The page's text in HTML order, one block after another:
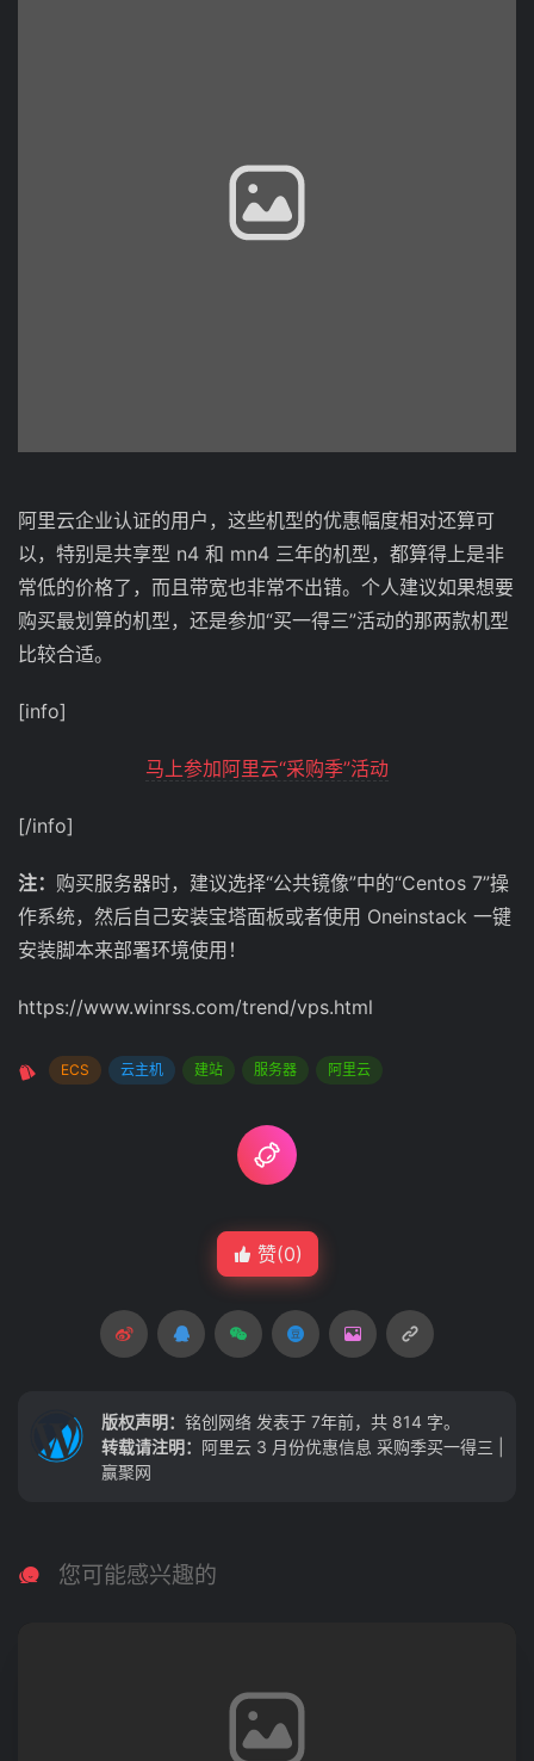
阿里云企业认证的用户，这些机型的优惠幅度相对还算可
以，特别是共享型 n4 和 mn4 三年的机型，都算得上是非
常低的价格了，而且带宽也非常不出错。个人建议如果想要
购买最划算的机型，还是参加“买一得三”活动的那两款机型
比较合适。
[info]
马上参加阿里云“采购季”活动
[/info]
注： 购买服务器时，建议选择“公共镜像”中的“Centos 7”操
作系统，然后自己安装宝塔面板或者使用 Oneinstack 一键
安装脚本来部署环境使用！
https://www.winrss.com/trend/vps.html
ECS 云主机 建站 服务器 阿里云
赞(0)
版权声明： 铭创网络 发表于 7年前，共 814 字。
转载请注明： 阿里云 3 月份优惠信息 采购季买一得三 |
赢聚网
您可能感兴趣的